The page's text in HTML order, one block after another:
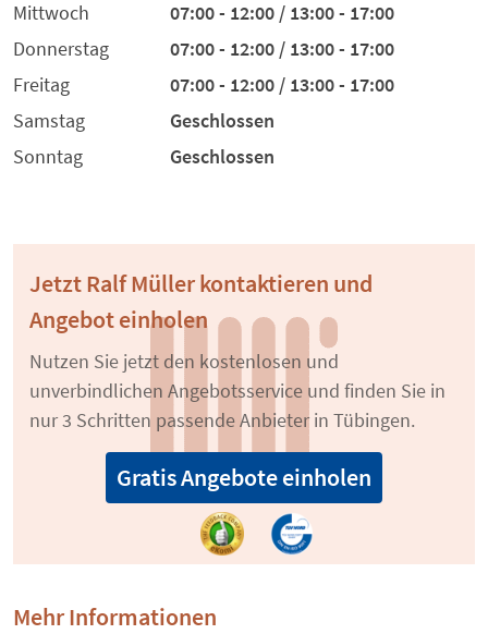
Mittwoch
07:00 - 12:00 / 13:00 - 17:00
Donnerstag
07:00 - 12:00 / 13:00 - 17:00
Freitag
07:00 - 12:00 / 13:00 - 17:00
Samstag
Geschlossen
Sonntag
Geschlossen
Jetzt Ralf Müller kontaktieren und
Angebot einholen
Nutzen Sie jetzt den kostenlosen und
unverbindlichen Angebotsservice und finden Sie in
nur 3 Schritten passende Anbieter in Tübingen.
Gratis Angebote einholen
Mehr Informationen